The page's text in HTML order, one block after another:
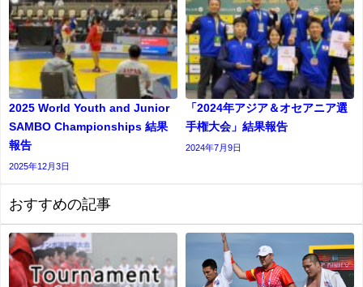
2025 World Youth and Junior
SAMBO Championships 結果
報告
2025年12月3日
「2024年アジア＆オセアニア選
手権大会」結果報告
2024年7月9日
おすすめの記事